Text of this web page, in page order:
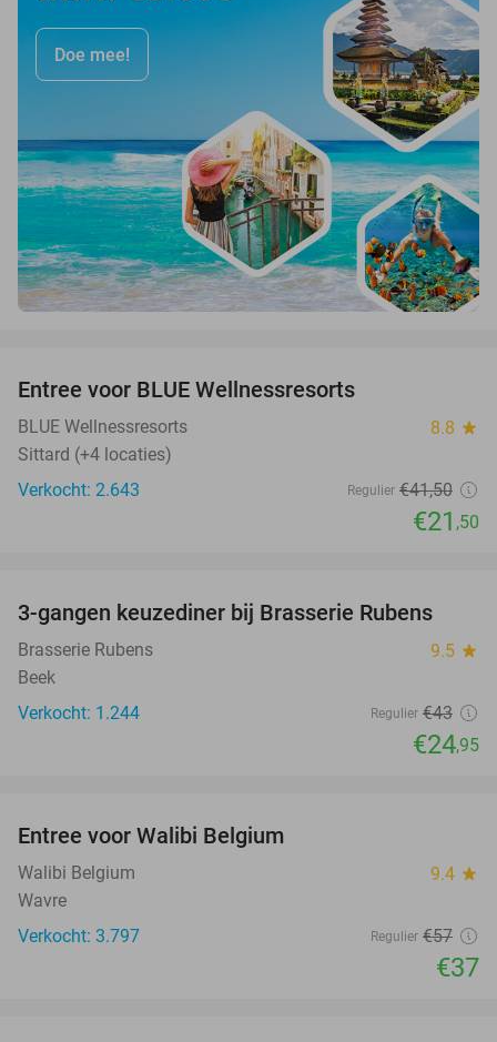
Doe mee!
Entree voor BLUE Wellnessresorts
BLUE Wellnessresorts 8.8 star
Sittard (+4 locaties)
Verkocht: 2.643
Regulier €41,50
€21 ,50
42%
3-gangen keuzediner bij Brasserie Rubens
Brasserie Rubens 9.5 star
Beek
Verkocht: 1.244
Regulier €43
€24,95
Entree voor Walibi Belgium
Walibi Belgium 9.4 star
Wavre
Verkocht: 3.797
Regulier €57
€37